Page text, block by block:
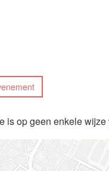
is op geen enkele